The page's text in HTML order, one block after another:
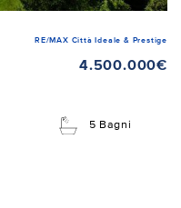
RE/MAX Città Ideale & Prestige
4.500.000€
5 Bagni